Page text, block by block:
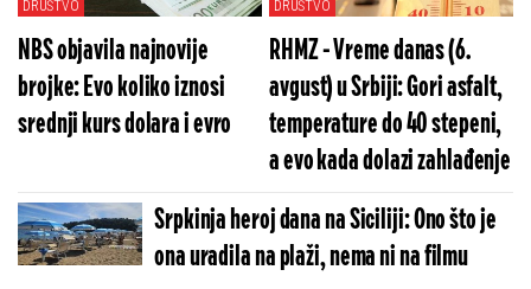
DRUŠTVO
NBS objavila najnovije
brojke: Evo koliko iznosi
srednji kurs dolara i evro
DRUŠTVO
RHMZ - Vreme danas (6.
avgust) u Srbiji: Gori asfalt,
temperature do 40 stepeni,
a evo kada dolazi zahlađenje
Srpkinja heroj dana na Siciliji: Ono što je
ona uradila na plaži, nema ni na filmu